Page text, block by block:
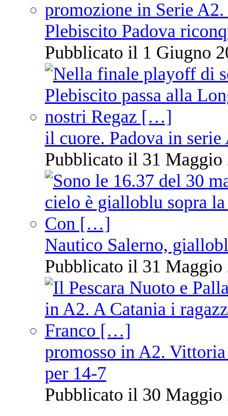
Plebiscito Padova
Pubblicato il 1 Giugno
il cuore. Padova in serie
Pubblicato il 31 Maggio
Nautico Salerno,
Pubblicato il 31 Maggio
promosso in A2.
per 14-7
Pubblicato il 30 Maggio